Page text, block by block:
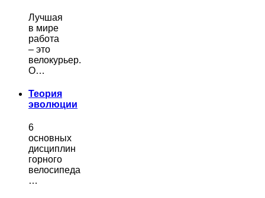
Лучшая
в мире
работа
– это
велокурьер.
О…
Теория
эволюции
6
основных
дисциплин
горного
велосипеда
…